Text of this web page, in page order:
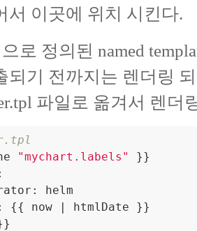
서 이곳에 위치 시킨다.
으로 정의된 named
되기 전까지는 렌더링
파일로 옮겨서 렌더
"mychart.labels"
}}
helm
{{ now | htmlDate }}